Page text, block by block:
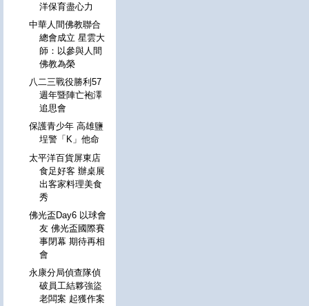
洋保育盡心力
中華人間佛教聯合
總會成立 星雲大
師：以參與人間
佛教為榮
八二三戰役勝利57
週年暨陣亡袍澤
追思會
保護青少年 高雄鹽
埕警「K」他命
太平洋百貨屏東店
食足好客 辦桌展
出客家料理美食
秀
佛光盃Day6 以球會
友 佛光盃國際賽
事閉幕 期待再相
會
永康分局偵查隊偵
破員工結夥強盜
老闆案 起獲作案